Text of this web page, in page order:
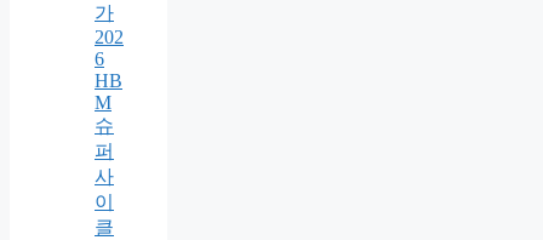
가
202
6
HB
M
슈
퍼
사
이
클